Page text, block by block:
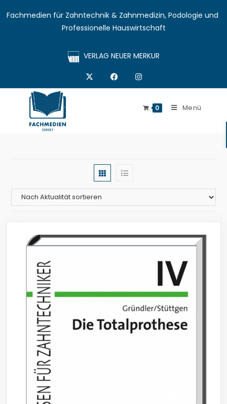
Fachmedien für Zahntechnik & Zahnmedizin, Podologie und
Professionelle Hauswirtschaft
VERLAG NEUER MERKUR
0 Menü